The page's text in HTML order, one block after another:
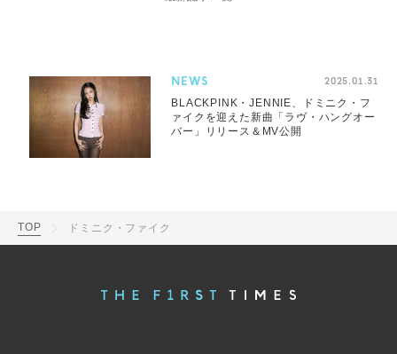
NEWS 2025.01.31
BLACKPINK・JENNIE、ドミニク・フ
ァイクを迎えた新曲「ラヴ・ハングオー
バー」リリース＆MV公開
TOP ドミニク・ファイク